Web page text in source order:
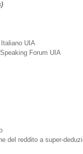
UIA
Forum UIA
del reddito a super-